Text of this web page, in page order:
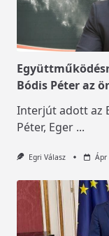
Bódis Péter az
Interjút adott az
Péter, Eger ...
Egri Válasz Ápr